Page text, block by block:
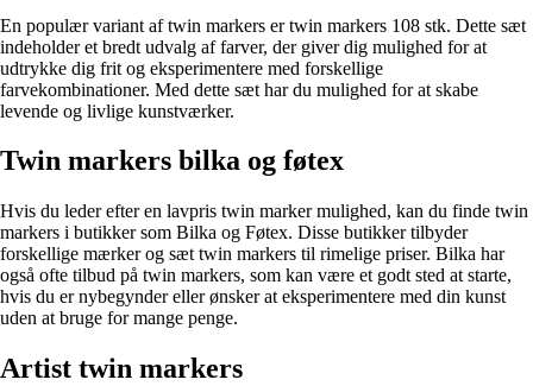
En populær variant af twin markers er twin markers 108 stk. Dette sæt
indeholder et bredt udvalg af farver, der giver dig mulighed for at
udtrykke dig frit og eksperimentere med forskellige
farvekombinationer. Med dette sæt har du mulighed for at skabe
levende og livlige kunstværker.
Twin markers bilka og føtex
Hvis du leder efter en lavpris twin marker mulighed, kan du finde twin
markers i butikker som Bilka og Føtex. Disse butikker tilbyder
forskellige mærker og sæt twin markers til rimelige priser. Bilka har
også ofte tilbud på twin markers, som kan være et godt sted at starte,
hvis du er nybegynder eller ønsker at eksperimentere med din kunst
uden at bruge for mange penge.
Artist twin markers